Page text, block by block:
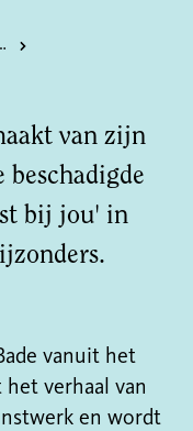
onder de tafel
van zijn
bij jou' in
vanuit het
verhaal van
en wordt